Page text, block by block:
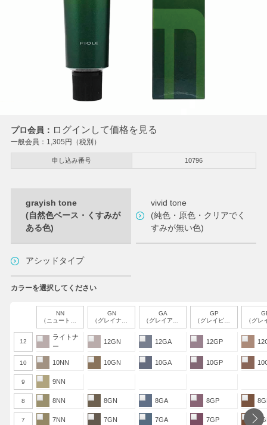
プロ会員： ログインして価格を見る
一般会員： 1,305円（税別）
申し込み番号 10796
カラーを選択してください
NN
（ニュートラル）
GN
（グレイナチュラル）
GA
（グレイアッシュ）
GP
（グレイピンク）
（グレイブ
12
ライトナ
ー
12GN 12GA 12GP
10 10NN 10GN 10GA 10GP
9 9NN
8 8NN 8GN 8GA 8GP
7 7NN 7GN 7GA 7GP
grayish tone
(自然色ベース・くすみが
ある色)
vivid tone
(純色・原色・クリアでく
すみが無い色)
アシッドタイプ